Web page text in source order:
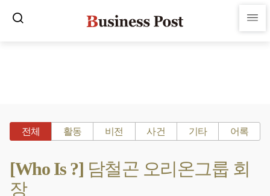
전체 활동 비전 사건 기타 어록
[Who Is ?] 담철곤 오리온그룹 회
장